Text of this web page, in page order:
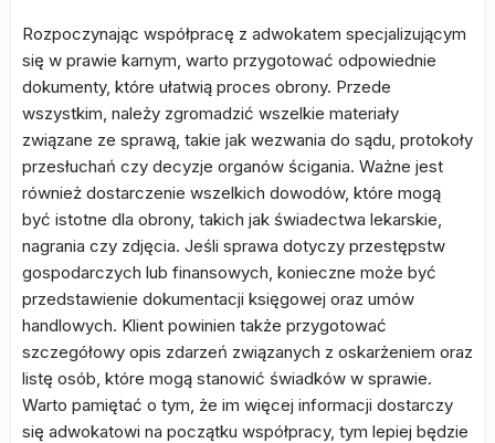
Rozpoczynając współpracę z adwokatem specjalizującym
się w prawie karnym, warto przygotować odpowiednie
dokumenty, które ułatwią proces obrony. Przede
wszystkim, należy zgromadzić wszelkie materiały
związane ze sprawą, takie jak wezwania do sądu, protokoły
przesłuchań czy decyzje organów ścigania. Ważne jest
również dostarczenie wszelkich dowodów, które mogą
być istotne dla obrony, takich jak świadectwa lekarskie,
nagrania czy zdjęcia. Jeśli sprawa dotyczy przestępstw
gospodarczych lub finansowych, konieczne może być
przedstawienie dokumentacji księgowej oraz umów
handlowych. Klient powinien także przygotować
szczegółowy opis zdarzeń związanych z oskarżeniem oraz
listę osób, które mogą stanowić świadków w sprawie.
Warto pamiętać o tym, że im więcej informacji dostarczy
się adwokatowi na początku współpracy, tym lepiej będzie